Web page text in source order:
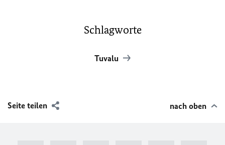
Schlagworte
Tuvalu
Seite teilen nach oben